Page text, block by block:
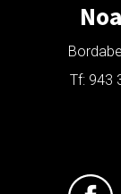
Tf: 943